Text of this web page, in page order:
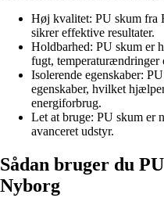
Høj kvalitet: PU skum fra
sikrer effektive resultater.
Holdbarhed: PU skum er
fugt, temperaturændringer
Isolerende egenskaber:
egenskaber, hvilket
energiforbrug.
Let at bruge: PU skum er
avanceret udstyr.
Sådan bruger du
Nyborg